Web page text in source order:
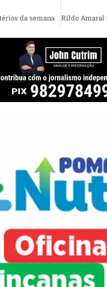
da semana